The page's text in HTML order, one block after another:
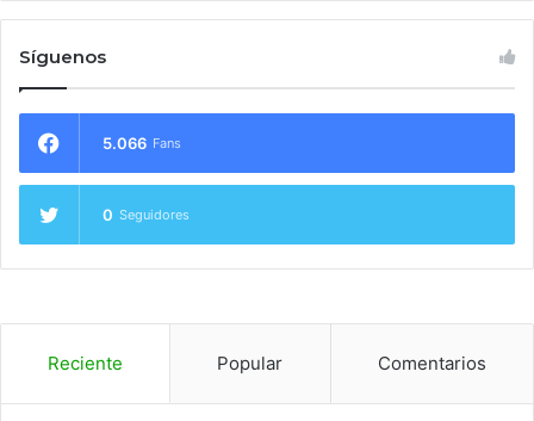
Síguenos
5.066 Fans
0 Seguidores
Reciente Popular Comentarios